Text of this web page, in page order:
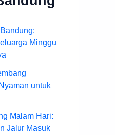
Minggu
untuk
Malam Hari:
Jalur Masuk